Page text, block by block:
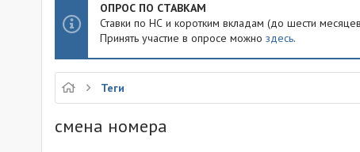
ОПРОС ПО СТАВКАМ
Ставки по НС и коротким вкладам (до шести
Принять участие в опросе можно здесь.
Теги
смена номера